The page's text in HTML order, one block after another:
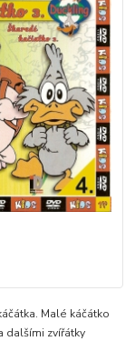
Malé káčátko
dalšími zvířátky